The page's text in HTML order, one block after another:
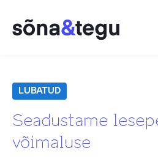
LUBATUD
Seadustame
võimaluse